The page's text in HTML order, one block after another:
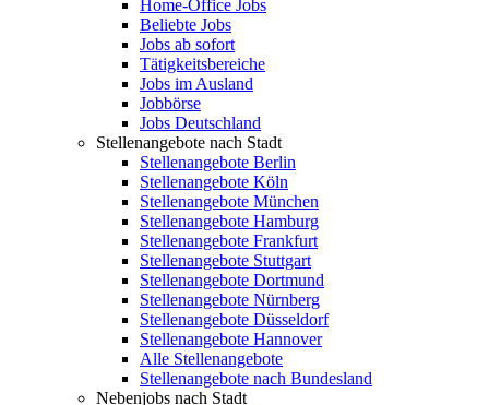
Home-Office Jobs
Beliebte Jobs
Jobs ab sofort
Tätigkeitsbereiche
Jobs im Ausland
Jobbörse
Jobs Deutschland
Stellenangebote nach Stadt
Stellenangebote Berlin
Stellenangebote Köln
Stellenangebote München
Stellenangebote Hamburg
Stellenangebote Frankfurt
Stellenangebote Stuttgart
Stellenangebote Dortmund
Stellenangebote Nürnberg
Stellenangebote Düsseldorf
Stellenangebote Hannover
Alle Stellenangebote
Stellenangebote nach Bundesland
Nebenjobs nach Stadt